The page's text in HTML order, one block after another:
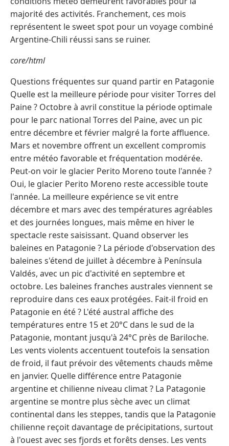
majorité des activités. Franchement, ces mois
représentent le sweet spot pour un voyage combiné
Argentine-Chili réussi sans se ruiner.
core/html
Questions fréquentes sur quand partir en Patagonie
Quelle est la meilleure période pour visiter Torres del
Paine ? Octobre à avril constitue la période optimale
pour le parc national Torres del Paine, avec un pic
entre décembre et février malgré la forte affluence.
Mars et novembre offrent un excellent compromis
entre météo favorable et fréquentation modérée.
Peut-on voir le glacier Perito Moreno toute l'année ?
Oui, le glacier Perito Moreno reste accessible toute
l'année. La meilleure expérience se vit entre
décembre et mars avec des températures agréables
et des journées longues, mais même en hiver le
spectacle reste saisissant. Quand observer les
baleines en Patagonie ? La période d'observation des
baleines s'étend de juillet à décembre à Península
Valdés, avec un pic d'activité en septembre et
octobre. Les baleines franches australes viennent se
reproduire dans ces eaux protégées. Fait-il froid en
Patagonie en été ? L'été austral affiche des
températures entre 15 et 20°C dans le sud de la
Patagonie, montant jusqu'à 24°C près de Bariloche.
Les vents violents accentuent toutefois la sensation
de froid, il faut prévoir des vêtements chauds même
en janvier. Quelle différence entre Patagonie
argentine et chilienne niveau climat ? La Patagonie
argentine se montre plus sèche avec un climat
continental dans les steppes, tandis que la Patagonie
chilienne reçoit davantage de précipitations, surtout
à l'ouest avec ses fjords et forêts denses. Les vents